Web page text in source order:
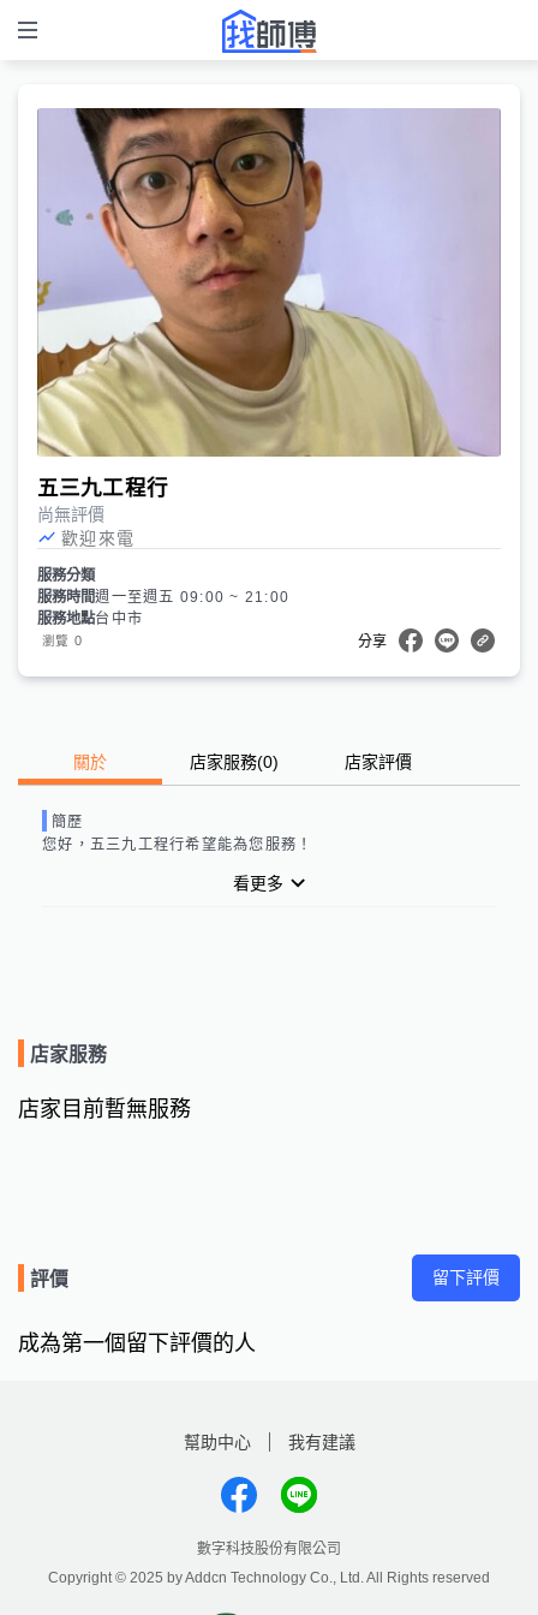
五三九工程行
尚無評價
歡迎來電
服務分類
服務時間週一至週五 09:00 ~ 21:00
服務地點台中市
瀏覽 0 分享
關於 店家服務(0) 店家評價
簡歷
您好， 五三九工程行希望能為您服務！
看更多
店家服務
店家目前暫無服務
評價 留下評價
成為第一個留下評價的人
幫助中心 我有建議
數字科技股份有限公司
Copyright © 2025 by Addcn Technology Co., Ltd. All Rights reserved